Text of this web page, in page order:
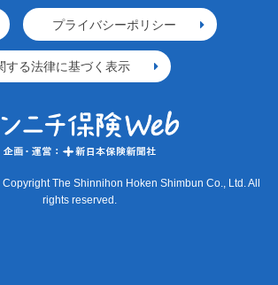
プライバシーポリシー
する法律に基づく表示
The Shinnihon Hoken Shimbun Co., Ltd. All
rights reserved.